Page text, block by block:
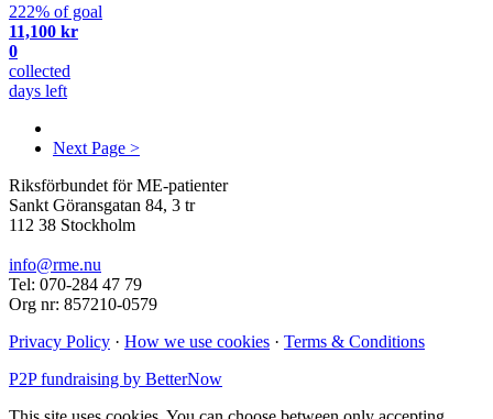
222% of goal
11,100 kr
0
collected
days left
Next Page >
Riksförbundet för ME-patienter
Sankt Göransgatan 84, 3 tr
112 38 Stockholm
info@rme.nu
Tel: 070-284 47 79
Org nr: 857210-0579
Privacy Policy · How we use cookies · Terms & Conditions
P2P fundraising by BetterNow